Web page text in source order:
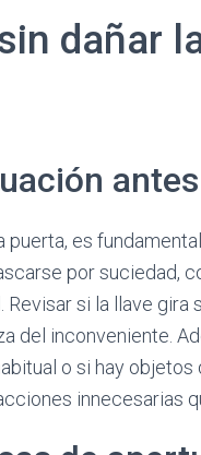
dañar
puerta, es
por suciedad,
Revisar si la llave
del inconveniente.
o si hay
innecesarias